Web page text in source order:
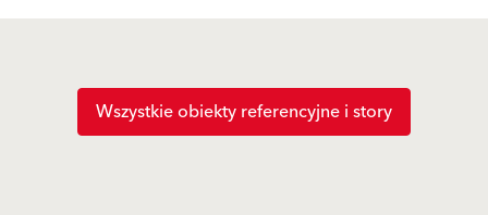
Wszystkie obiekty referencyjne i story